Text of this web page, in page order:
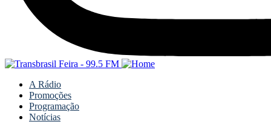
A Rádio
Promoções
Programação
Notícias